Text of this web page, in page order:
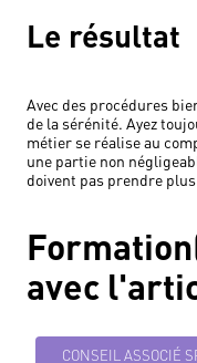
Le résultat
Avec des procédures
de la sérénité. Ayez
métier se réalise au
une partie non
doivent pas prendre
avec
CONSEIL ASSOCIÉ